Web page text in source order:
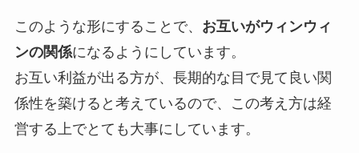
このような形にすることで、 お互いがウィンウィ
ンの関係になるようにしています。
お互い利益が出る方が、長期的な目で見て良い関
係性を築けると考えているので、この考え方は経
営する上でとても大事にしています。